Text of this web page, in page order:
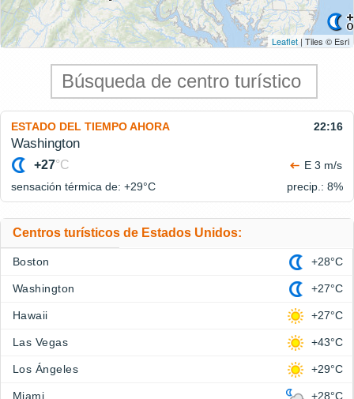
Leaflet | Tiles © Esri
ESTADO DEL TIEMPO AHORA 22:16
Washington
+27°C
E 3 m/s
sensación térmica de: +29°C precip.: 8%
Centros turísticos de Estados Unidos:
Boston +28°C
Washington +27°C
Hawaii +27°C
Las Vegas +43°C
Los Ángeles +29°C
Miami +28°C